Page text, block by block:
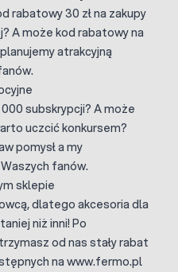
rabatowy 30 zł na zakupy
A może kod rabatowy na
atrakcyjną
subskrypcji? A może
uczcić konkursem?
pomysł a my
fanów.
sklepie
dlatego akcesoria dla
niż inni! Po
od nas stały rabat
na www.fermo.pl